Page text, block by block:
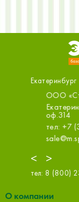
Екатеринбург
<
ООО
оф.314
тел: +7
>
тел: 8 (800)
О компании